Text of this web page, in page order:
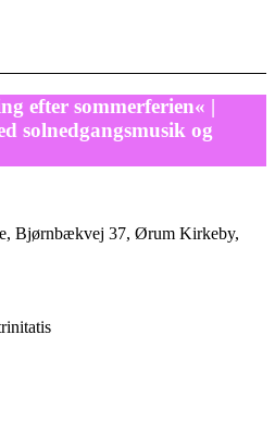
efter sommerferien« |
solnedgangsmusik og
Bjørnbækvej 37, Ørum Kirkeby,